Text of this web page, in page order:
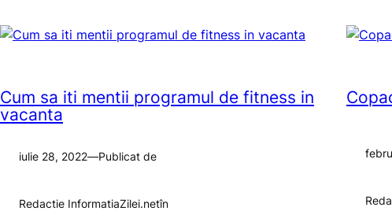
Cum sa iti mentii programul de fitness in
vacanta
iulie 28, 2022—Publicat de
Redactie InformatiaZilei.netîn